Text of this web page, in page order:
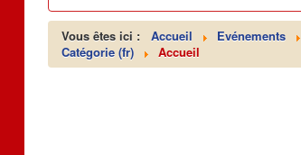
Vous êtes ici : Accueil Evénements
Catégorie (fr)
Accueil